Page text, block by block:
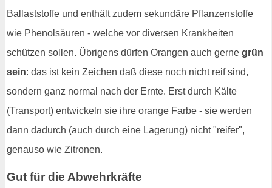
Ballaststoffe und enthält zudem sekundäre Pflanzenstoffe
wie Phenolsäuren - welche vor diversen Krankheiten
schützen sollen. Übrigens dürfen Orangen auch gerne grün
sein: das ist kein Zeichen daß diese noch nicht reif sind,
sondern ganz normal nach der Ernte. Erst durch Kälte
(Transport) entwickeln sie ihre orange Farbe - sie werden
dann dadurch (auch durch eine Lagerung) nicht "reifer",
genauso wie Zitronen.
Gut für die Abwehrkräfte